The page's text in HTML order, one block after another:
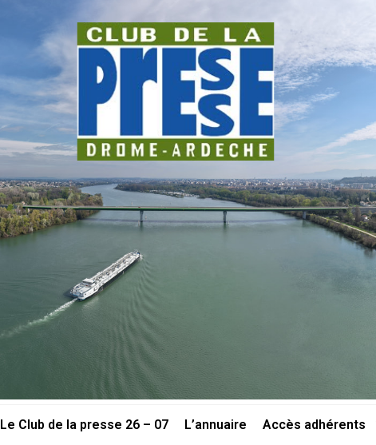
Le Club de la presse 26 – 07 L’annuaire Accès adhérents